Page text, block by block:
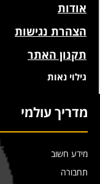
אודות
הצהרת נגישות
תקנון האתר
גילוי נאות
מדריך עולמי
מידע חשוב
תחבורה